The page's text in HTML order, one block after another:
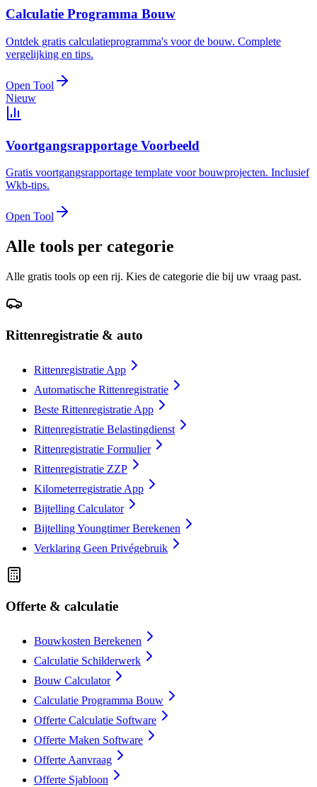
Calculatie Programma Bouw
Ontdek gratis calculatieprogramma's voor de bouw. Complete
vergelijking en tips.
Open Tool
Nieuw
Voortgangsrapportage Voorbeeld
Gratis voortgangsrapportage template voor bouwprojecten. Inclusief
Wkb-tips.
Open Tool
Alle tools per categorie
Alle gratis tools op een rij. Kies de categorie die bij uw vraag past.
Rittenregistratie & auto
Rittenregistratie App
Automatische Rittenregistratie
Beste Rittenregistratie App
Rittenregistratie Belastingdienst
Rittenregistratie Formulier
Rittenregistratie ZZP
Kilometerregistratie App
Bijtelling Calculator
Bijtelling Youngtimer Berekenen
Verklaring Geen Privégebruik
Offerte & calculatie
Bouwkosten Berekenen
Calculatie Schilderwerk
Bouw Calculator
Calculatie Programma Bouw
Offerte Calculatie Software
Offerte Maken Software
Offerte Aanvraag
Offerte Sjabloon